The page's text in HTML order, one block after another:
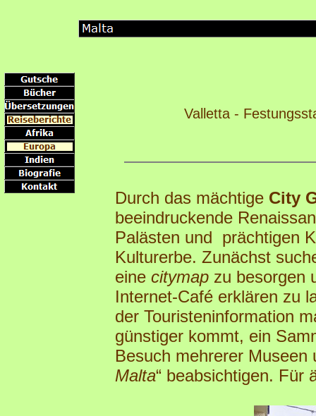
Valletta -
Durch das mächtige City
beeindruckende
Palästen und prächtigen
Kulturerbe. Zunächst
eine citymap zu besorgen
Internet-Café erklären zu
der Touristeninformation
günstiger kommt, ein
Besuch mehrerer Museen
Malta“ beabsichtigen. Für